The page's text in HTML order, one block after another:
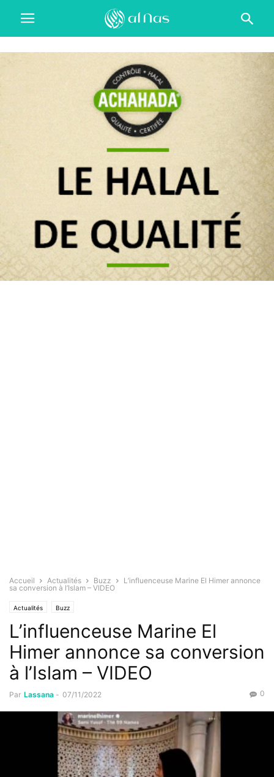
Accueil Actualités Buzz
L’influenceuse Marine El Himer annonce
sa conversion à l’Islam – VIDEO
Actualités Buzz
L’influenceuse Marine El
Himer annonce sa conversion
à l’Islam – VIDEO
Par Lassana - 07/11/2022 0